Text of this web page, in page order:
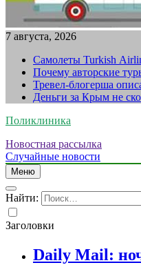
7 августа, 2026
Самолеты Turkish
Почему авторские
Тревел-блогерша
Деньги за Крым не
Поликлиника
Новостная рассылка
Случайные новости
Меню
Найти:
Заголовки
Daily Mail: